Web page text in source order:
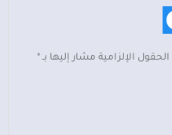
الحقول الإلزامية مشار إليها بـ*